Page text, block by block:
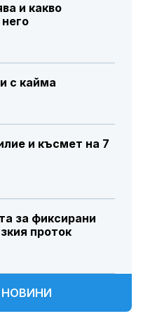
и какво
с кайма
и късмет на 7
за фиксирани
проток